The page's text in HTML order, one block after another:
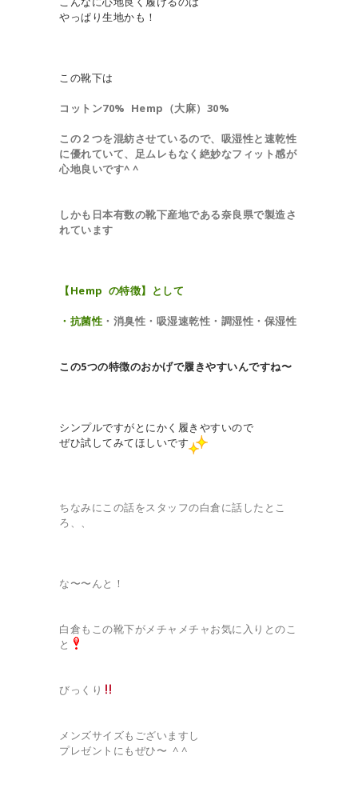
やっぱり生地かも！
この靴下は
コットン70% Hemp（大麻）30%
この２つを混紡させているので、吸湿性と速乾性
に優れていて、足ムレもなく絶妙なフィット感が
心地良いです^ ^
しかも日本有数の靴下産地である奈良県で製造さ
れています
【Hemp の特徴】として
・抗菌性 ・消臭性 ・吸湿速乾性 ・調湿性 ・保湿性
この5つの特徴のおかげで履きやすいんですね〜
シンプルですがとにかく履きやすいので
ぜひ試してみてほしいです
ちなみにこの話をスタッフの白倉に話したとこ
ろ、、
な〜〜んと！
白倉もこの靴下がメチャメチャお気に入りとのこ
と
びっくり
メンズサイズもございますし
プレゼントにもぜひ〜 ^ ^